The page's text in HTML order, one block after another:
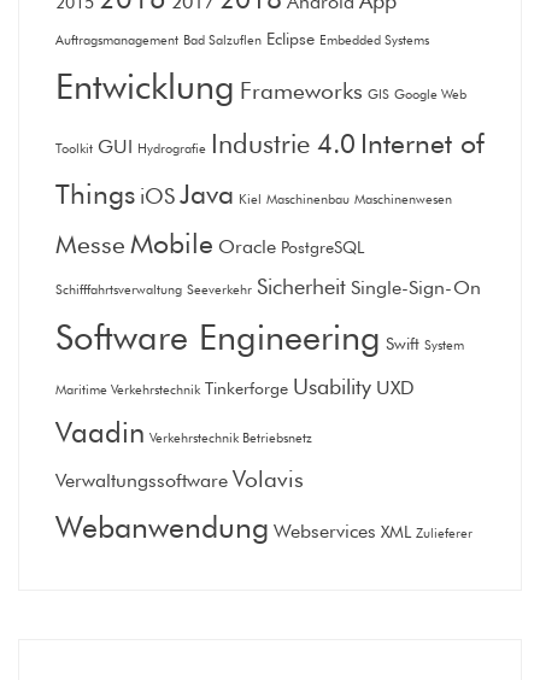
Auftragsmanagement Bad Salzuflen Eclipse Embedded Systems
Entwicklung Frameworks GIS Google Web
Toolkit GUI Hydrografie Industrie 4.0 Internet of
Things iOSJava Kiel Maschinenbau Maschinenwesen
Messe Mobile Oracle PostgreSQL
Schifffahrtsverwaltung Seeverkehr Sicherheit Single-Sign-On
Software Engineering Swift System
Maritime Verkehrstechnik Tinkerforge Usability UXD
Vaadin Verkehrstechnik Betriebsnetz
Verwaltungssoftware Volavis
Webanwendung Webservices XML Zulieferer